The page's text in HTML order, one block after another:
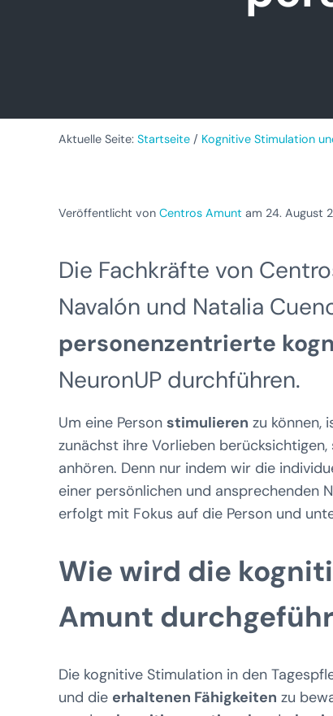
Aktuelle Seite: Startseite / Kognitive Stimulation
Veröffentlicht von Centros Amunt am 24. August
Die Fachkräfte von
Navalón und Natalia
personenzentrierte
NeuronUP durchführen.
Um eine Person stimulieren zu können,
zunächst ihre Vorlieben
anhören. Denn nur indem wir die
einer persönlichen und ansprechenden
erfolgt mit Fokus auf die Person und
Wie wird die
Amunt
Die kognitive Stimulation in den
und die erhaltenen Fähigkeiten zu